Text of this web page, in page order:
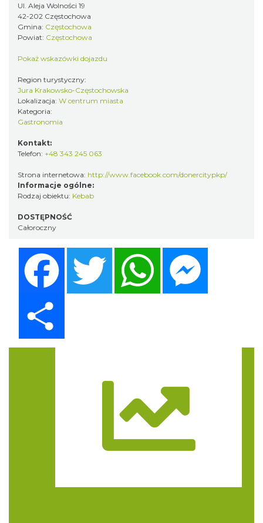
Ul. Aleja Wolności 19
42-202 Częstochowa
Gmina: Częstochowa
Powiat: Częstochowa
Pokaż wskazówki dojazdu
Region turystyczny:
Jura Krakowsko-Częstochowska
Lokalizacja: W centrum miasta
Kategoria:
Gastronomia
Kontakt:
Telefon: +48 343 245 063
Strona internetowa: http://www.facebook.com/donercitypkp/
Informacje ogólne:
Rodzaj obiektu: Kebab
DOSTĘPNOŚĆ
Całoroczny
Twitter WhatsApp